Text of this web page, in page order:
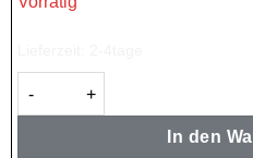
In den